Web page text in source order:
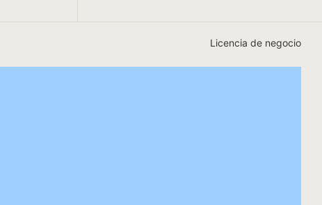
Licencia de negocio